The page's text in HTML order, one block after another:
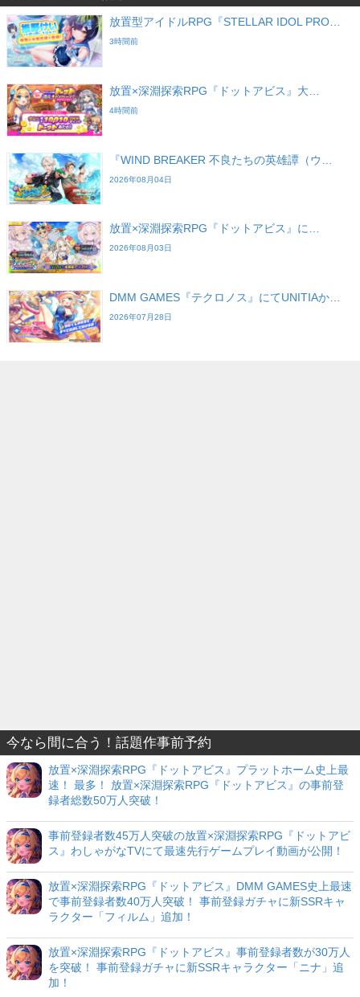
放置型アイドルRPG『STELLAR IDOL PRO…
3時間前
放置×深淵探索RPG『ドットアビス』大…
4時間前
『WIND BREAKER 不良たちの英雄譚（ウ…
2026年08月04日
放置×深淵探索RPG『ドットアビス』に…
2026年08月03日
DMM GAMES『テクロノス』にてUNITIAか…
2026年07月28日
今なら間に合う！話題作事前予約
放置×深淵探索RPG『ドットアビス』プラットホーム史上最
速！ 最多！ 放置×深淵探索RPG『ドットアビス』の事前登
録者総数50万人突破！
事前登録者数45万人突破の放置×深淵探索RPG『ドットアビ
ス』わしゃがなTVにて最速先行ゲームプレイ動画が公開！
放置×深淵探索RPG『ドットアビス』DMM GAMES史上最速
で事前登録者数40万人突破！ 事前登録ガチャに新SSRキャ
ラクター「フィルム」追加！
放置×深淵探索RPG『ドットアビス』事前登録者数が30万人
を突破！ 事前登録ガチャに新SSRキャラクター「ニナ」追
加！